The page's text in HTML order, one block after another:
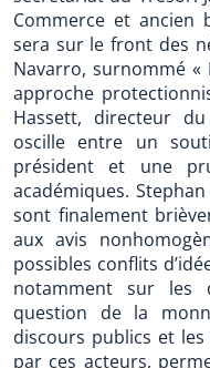
Commerce et ancien
sera sur le front des
Navarro, surnommé «
approche
Hassett, directeur
oscille entre un
président et une
académiques.
sont finalement
aux avis
possibles conflits
notamment sur les
question de la
discours publics et
par ces acteurs,